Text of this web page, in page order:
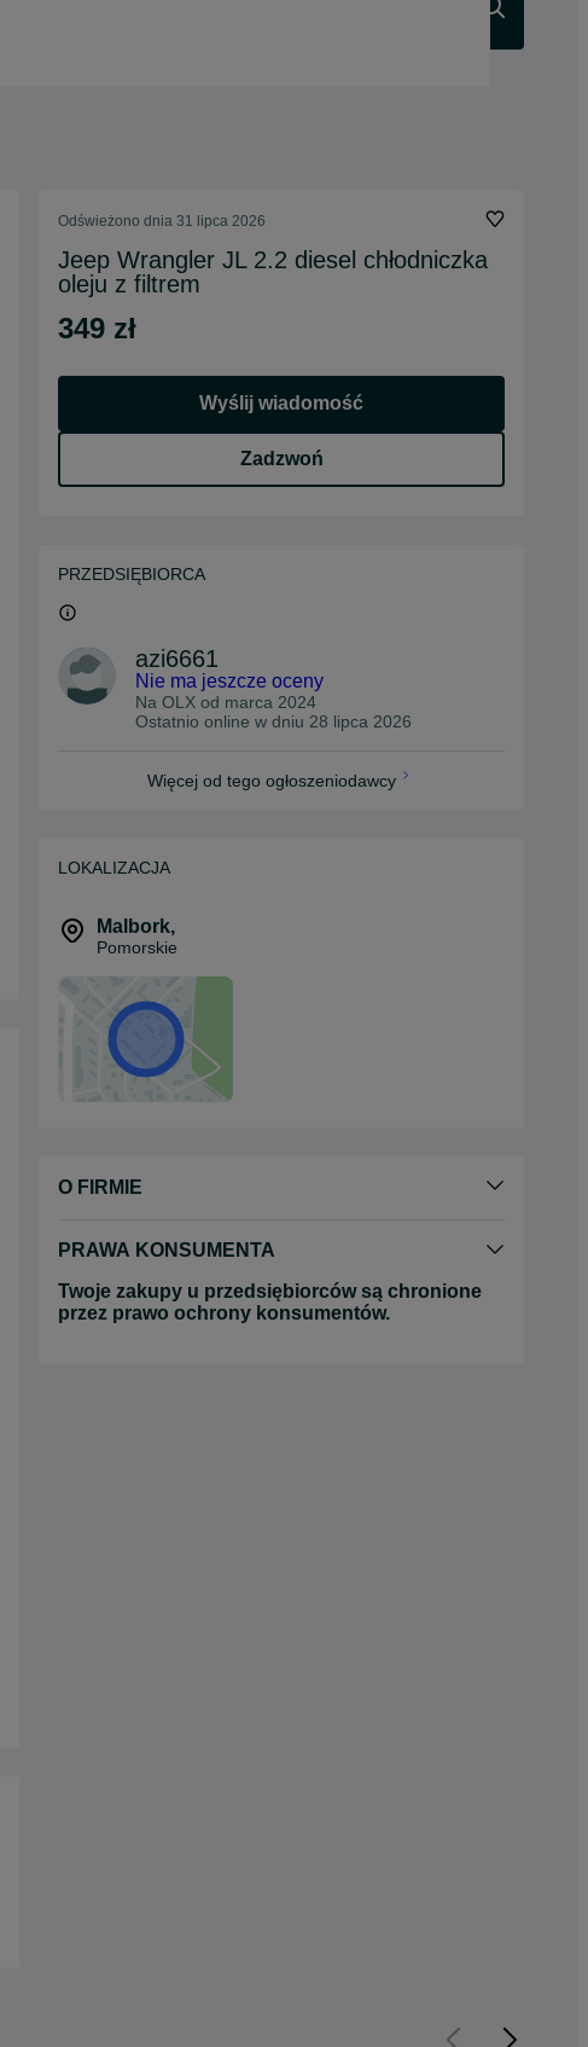
Odświeżono dnia 31 lipca 2026
Jeep Wrangler JL 2.2 diesel chłodniczka
oleju z filtrem
349 zł
Wyślij wiadomość
Zadzwoń
PRZEDSIĘBIORCA
azi6661
Nie ma jeszcze oceny
Na OLX od marca 2024
Ostatnio online w dniu 28 lipca 2026
Więcej od tego ogłoszeniodawcy
LOKALIZACJA
Malbork,
Pomorskie
O FIRMIE
PRAWA KONSUMENTA
Twoje zakupy u przedsiębiorców są chronione
przez prawo ochrony konsumentów.